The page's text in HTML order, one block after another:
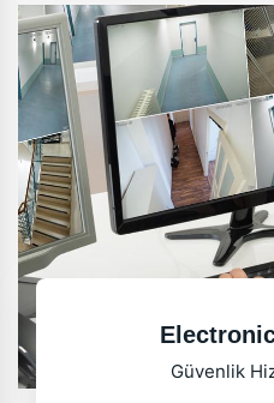
Güvenlik